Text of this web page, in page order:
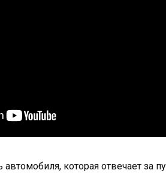
которая отвечает за